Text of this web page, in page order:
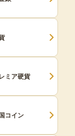
ミア硬貨
コイン